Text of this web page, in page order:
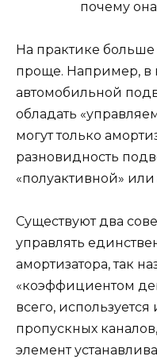
На практике больше
проще. Например, в
автомобильной
обладать
могут только
разновидность
«полуактивной»
Существуют два
управлять
амортизатора, так
«коэффициентом
всего,
пропускных
элемент